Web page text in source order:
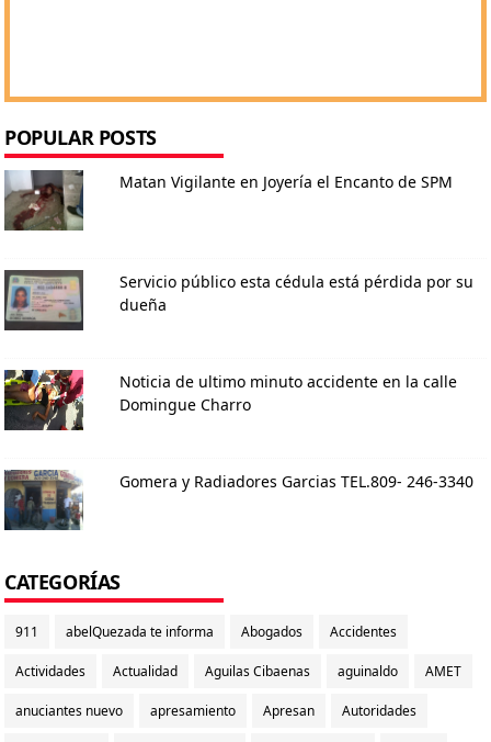
POPULAR POSTS
Matan Vigilante en Joyería el Encanto de SPM
Servicio público esta cédula está pérdida por su
dueña
Noticia de ultimo minuto accidente en la calle
Domingue Charro
Gomera y Radiadores Garcias TEL.809- 246-3340
CATEGORÍAS
911 abelQuezada te informa Abogados Accidentes
Actividades Actualidad Aguilas Cibaenas aguinaldo AMET
anuciantes nuevo apresamiento Apresan Autoridades